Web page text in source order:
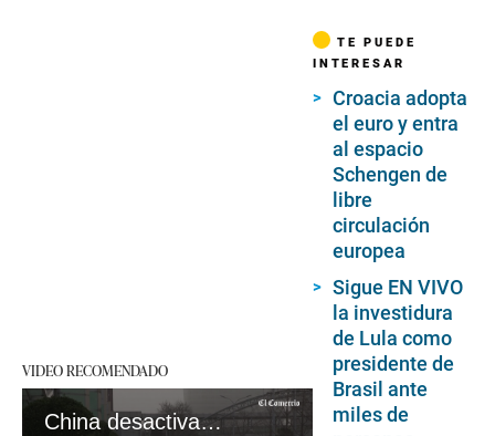
VIDEO RECOMENDADO
China desactiva la aplicación de control de desplazamientos que usaba contra el covid
TE PUEDE
INTERESAR
Croacia adopta
el euro y entra
al espacio
Schengen de
libre
circulación
europea
Sigue EN VIVO
la investidura
de Lula como
presidente de
Brasil ante
miles de